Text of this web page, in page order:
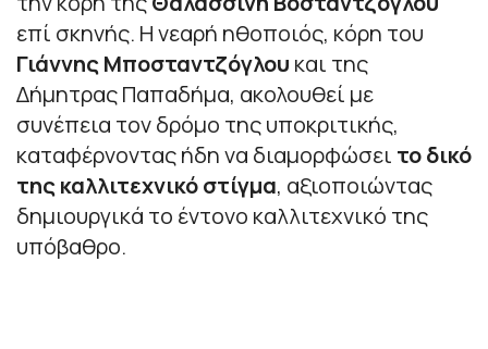
επί σκηνής. Η νεαρή ηθοποιός, κόρη του
Γιάννης Μποσταντζόγλου και της
Δήμητρας Παπαδήμα, ακολουθεί με
συνέπεια τον δρόμο της υποκριτικής,
καταφέρνοντας ήδη να διαμορφώσει το δικό
της καλλιτεχνικό στίγμα, αξιοποιώντας
δημιουργικά το έντονο καλλιτεχνικό της
υπόβαθρο.